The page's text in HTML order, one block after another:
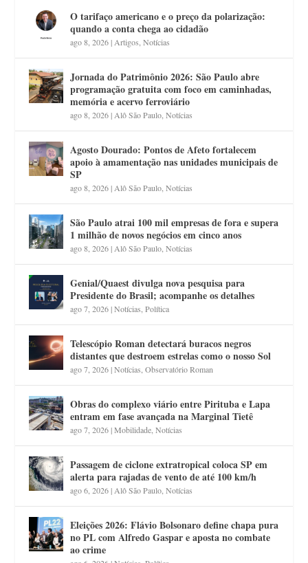
O tarifaço americano e o preço da polarização:
quando a conta chega ao cidadão
ago 8, 2026| Artigos ,Notícias
Jornada do Patrimônio 2026: São Paulo abre
programação gratuita com foco em caminhadas,
memória e acervo ferroviário
ago 8, 2026| Alô São Paulo ,Notícias
Agosto Dourado: Pontos de Afeto fortalecem
apoio à amamentação nas unidades municipais de
SP
ago 8, 2026| Alô São Paulo ,Notícias
São Paulo atrai 100 mil empresas de fora e supera
1 milhão de novos negócios em cinco anos
ago 8, 2026| Alô São Paulo ,Notícias
Genial/Quaest divulga nova pesquisa para
Presidente do Brasil; acompanhe os detalhes
ago 7, 2026|Notícias ,Política
Telescópio Roman detectará buracos negros
distantes que destroem estrelas como o nosso Sol
ago 7, 2026|Notícias ,Observatório Roman
Obras do complexo viário entre Pirituba e Lapa
entram em fase avançada na Marginal Tietê
ago 7, 2026|Mobilidade ,Notícias
Passagem de ciclone extratropical coloca SP em
alerta para rajadas de vento de até 100 km/h
ago 6, 2026| Alô São Paulo ,Notícias
Eleições 2026: Flávio Bolsonaro define chapa pura
no PL com Alfredo Gaspar e aposta no combate
ao crime